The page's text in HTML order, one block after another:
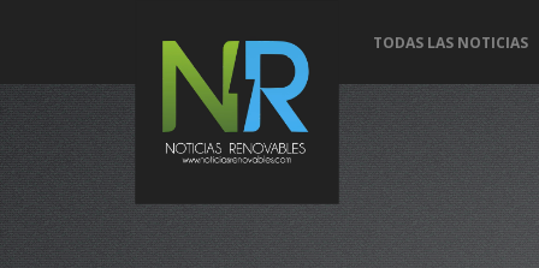
TODAS LAS NOTICIAS